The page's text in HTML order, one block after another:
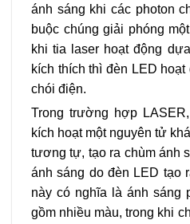
ánh sáng khi các photon
buộc chúng giải phóng
khi tia laser hoạt động
kích thích thì đèn LED
chói điện.
Trong trường hợp
kích hoạt một nguyên tử
tương tự, tạo ra chùm ánh
ánh sáng do đèn LED tạo
này có nghĩa là ánh sáng
gồm nhiều màu, trong khi